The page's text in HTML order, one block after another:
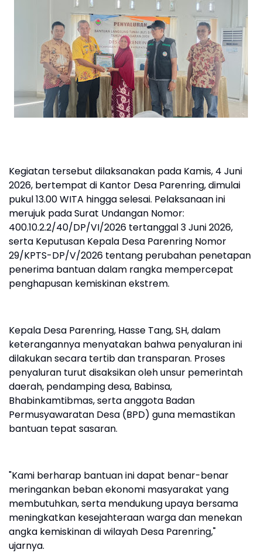
Kegiatan tersebut dilaksanakan pada Kamis, 4 Juni
2026, bertempat di Kantor Desa Parenring, dimulai
pukul 13.00 WITA hingga selesai. Pelaksanaan ini
merujuk pada Surat Undangan Nomor:
400.10.2.2/40/DP/VI/2026 tertanggal 3 Juni 2026,
serta Keputusan Kepala Desa Parenring Nomor
29/KPTS-DP/V/2026 tentang perubahan penetapan
penerima bantuan dalam rangka mempercepat
penghapusan kemiskinan ekstrem.
Kepala Desa Parenring, Hasse Tang, SH, dalam
keterangannya menyatakan bahwa penyaluran ini
dilakukan secara tertib dan transparan. Proses
penyaluran turut disaksikan oleh unsur pemerintah
daerah, pendamping desa, Babinsa,
Bhabinkamtibmas, serta anggota Badan
Permusyawaratan Desa (BPD) guna memastikan
bantuan tepat sasaran.
"Kami berharap bantuan ini dapat benar-benar
meringankan beban ekonomi masyarakat yang
membutuhkan, serta mendukung upaya bersama
meningkatkan kesejahteraan warga dan menekan
angka kemiskinan di wilayah Desa Parenring,"
ujarnya.